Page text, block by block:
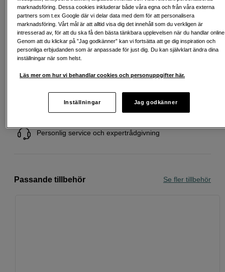
Att låna kostar pengar! Om du inte kan betala tillbaka skulden i tid
riskerar du en betalningsanmärkning. Det kan leda till svårigheter att få hyra
bostad, teckna abonnemang och få nya lån. För stöd, vänd dig till budget-
och skuldrådgivningen i din kommun. Kontaktuppgifter finns på
konsumentverket.se (öppnas i ny flik)
Fri frakt vid köp över 1 500 kronor
Köp nu och betala inom 30 dagar
Personlig service och expertrådgivning
Passande tillbehör Se fler tillbehör
marknadsföring. Dessa cookies inkluderar både våra egna och från våra externa
partners som t.ex Google där vi delar data med dem för att personalisera
marknadsföring. Vårt mål är att alltid visa dig det innehåll som du verkligen är
intresserad av, för att du ska få den bästa tänkbara upplevelsen när du handlar
Genom att du klickar på ”Jag godkänner” kan vi fortsätta att ge dig inspiration och
personliga erbjudanden som är anpassade för just dig. Du kan självklart ändra dina
inställningar när som helst.
Läs mer om hur vi behandlar cookies och personuppgifter här.
Inställningar Jag godkänner